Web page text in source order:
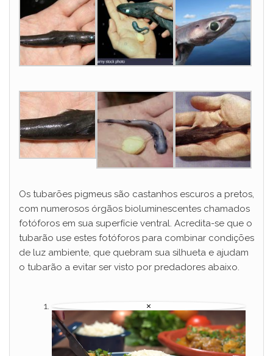
Os tubarões pigmeus são castanhos escuros a pretos,
com numerosos órgãos bioluminescentes chamados
fotóforos em sua superfície ventral. Acredita-se que o
tubarão use estes fotóforos para combinar condições
de luz ambiente, que quebram sua silhueta e ajudam
o tubarão a evitar ser visto por predadores abaixo.
×